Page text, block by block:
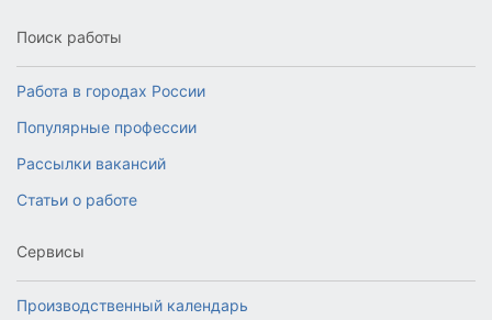
Поиск работы
Работа в городах России
Популярные профессии
Рассылки вакансий
Статьи о работе
Сервисы
Производственный календарь